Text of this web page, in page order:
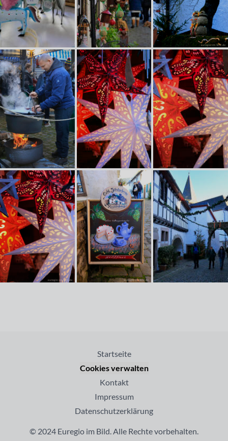
Startseite
Cookies verwalten
Kontakt
Impressum
Datenschutzerklärung
© 2024 Euregio im Bild. Alle Rechte vorbehalten.